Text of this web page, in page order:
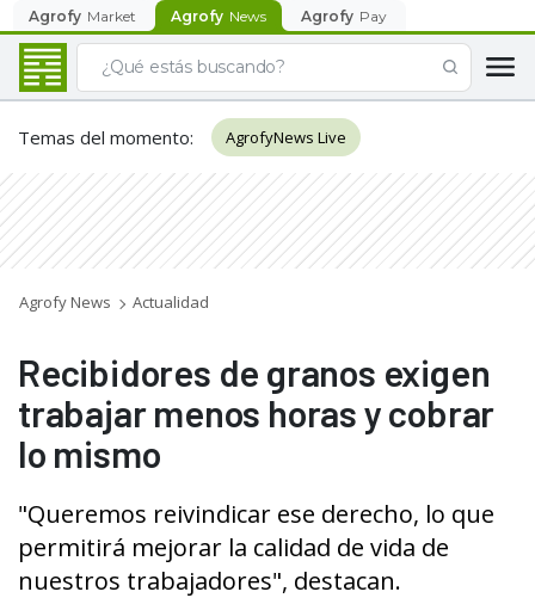
Agrofy Market Agrofy News Agrofy Pay
Temas del momento: AgrofyNews Live
Agrofy News Actualidad
Recibidores de granos exigen
trabajar menos horas y cobrar
lo mismo
"Queremos reivindicar ese derecho, lo que
permitirá mejorar la calidad de vida de
nuestros trabajadores", destacan.